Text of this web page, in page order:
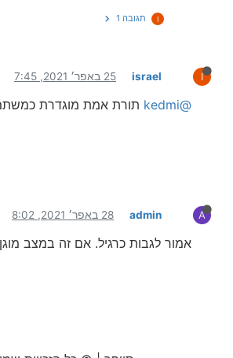
I תגובה 1
I
israel 25 באפר׳ 2021, 7:45
@kedmi תורת אמת מוגדרת
A
admin 28 באפר׳ 2021, 8:02
אמור לגבות כרגיל. אם זה במצב מוגן